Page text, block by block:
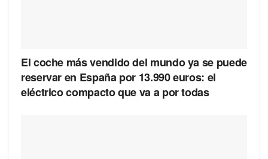
El coche más vendido del mundo ya se puede
reservar en España por 13.990 euros: el
eléctrico compacto que va a por todas